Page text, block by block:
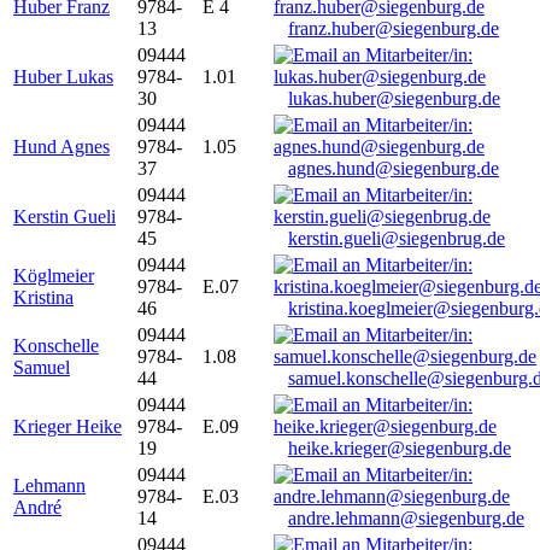
Huber Franz
9784-
13
E 4
franz.huber@siegenburg.de
Huber Lukas
09444
9784-
30
1.01
lukas.huber@siegenburg.de
Hund Agnes
09444
9784-
37
1.05
agnes.hund@siegenburg.de
Kerstin Gueli
09444
9784-
45
kerstin.gueli@siegenbrug.de
Köglmeier
Kristina
09444
9784-
46
E.07
Konschelle
Samuel
09444
9784-
44
1.08
Krieger Heike
09444
9784-
19
E.09
heike.krieger@siegenburg.de
Lehmann
André
09444
9784-
14
E.03
andre.lehmann@siegenburg.de
09444